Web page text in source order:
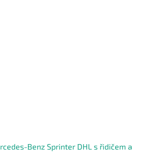
Benz Sprinter DHL s řidičem a